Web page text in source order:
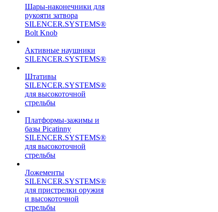
Шары-наконечники для
рукояти затвора
SILENCER.SYSTEMS®
Bolt Knob
Активные наушники
SILENCER.SYSTEMS®
Штативы
SILENCER.SYSTEMS®
для высокоточной
стрельбы
Платформы-зажимы и
базы Picatinny
SILENCER.SYSTEMS®
для высокоточной
стрельбы
Ложементы
SILENCER.SYSTEMS®
для пристрелки оружия
и высокоточной
стрельбы